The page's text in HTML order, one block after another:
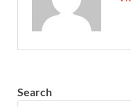
Search